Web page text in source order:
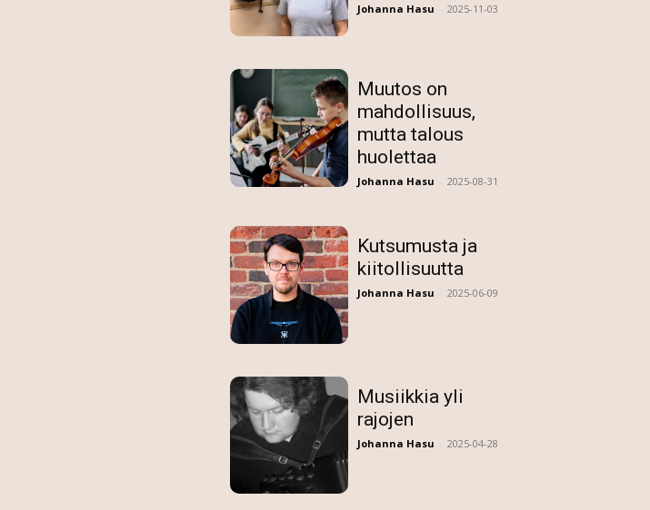
Johanna Hasu - 2025-11-03
Muutos on
mahdollisuus,
mutta talous
huolettaa
Johanna Hasu - 2025-08-31
Kutsumusta ja
kiitollisuutta
Johanna Hasu - 2025-06-09
Musiikkia yli
rajojen
Johanna Hasu - 2025-04-28